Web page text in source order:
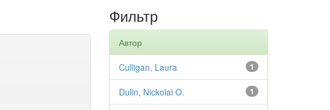
Фильтр
Автор
1
Culligan, Laura
1
Dulin, Nickolai O.